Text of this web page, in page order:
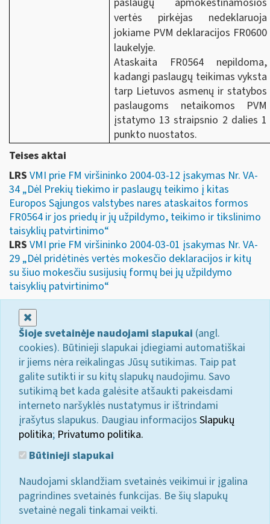
vertės pirkėjas nedeklaruoja
jokiame PVM deklaracijos FR0600
laukelyje.
Ataskaita FR0564 nepildoma,
kadangi paslaugų teikimas vyksta
tarp Lietuvos asmenų ir statybos
paslaugoms netaikomos PVM
įstatymo 13 straipsnio 2 dalies 1
punkto nuostatos.
Teises aktai
LRS VMI prie FM viršininko 2004-03-12 įsakymas Nr. VA-
34 „Dėl Prekių tiekimo ir paslaugų teikimo į kitas
Europos Sąjungos valstybes nares ataskaitos formos
FR0564 ir jos priedų ir jų užpildymo, teikimo ir tikslinimo
taisyklių patvirtinimo“
LRS VMI prie FM viršininko 2004-03-01 įsakymas Nr. VA-
29 „Dėl pridėtinės vertės mokesčio deklaracijos ir kitų
su šiuo mokesčiu susijusių formų bei jų užpildymo
taisyklių patvirtinimo“
Šioje svetainėje naudojami slapukai (angl.
cookies). Būtinieji slapukai įdiegiami automatiškai
ir jiems nėra reikalingas Jūsų sutikimas. Taip pat
galite sutikti ir su kitų slapukų naudojimu. Savo
sutikimą bet kada galėsite atšaukti pakeisdami
interneto naršyklės nustatymus ir ištrindami
įrašytus slapukus. Daugiau informacijos Slapukų
politika; Privatumo politika.
Būtinieji slapukai
Naudojami sklandžiam svetainės veikimui ir įgalina
pagrindines svetainės funkcijas. Be šių slapukų
svetainė negali tinkamai veikti.